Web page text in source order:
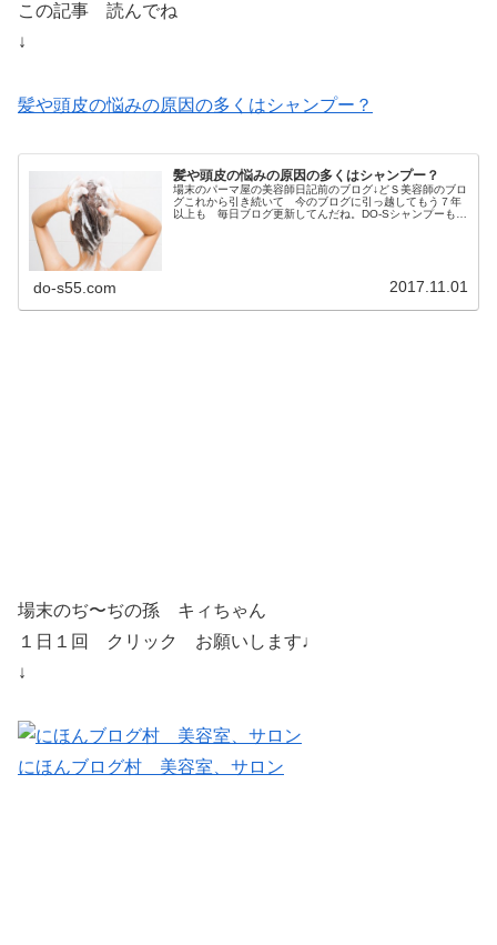
この記事 読んでね
↓
髪や頭皮の悩みの原因の多くはシャンプー？
髪や頭皮の悩みの原因の多くはシャンプー？
場末のパーマ屋の美容師日記前のブログ↓どＳ美容師のブロ
グこれから引き続いて 今のブログに引っ越してもう７年
以上も 毎日ブログ更新してんだね。DO-Sシャンプーも発
do-s55.com 2017.11.01
場末のぢ〜ぢの孫 キィちゃん
１日１回 クリック お願いします♩
↓
にほんブログ村 美容室、サロン